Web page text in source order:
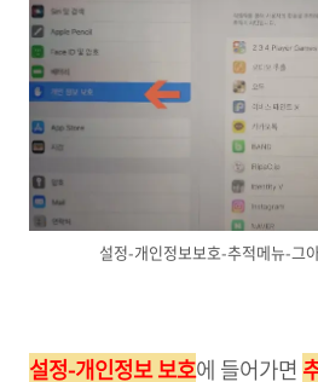
설정-개인정보보호-추적메뉴-그
설정-개인정보 보호에 들어가면